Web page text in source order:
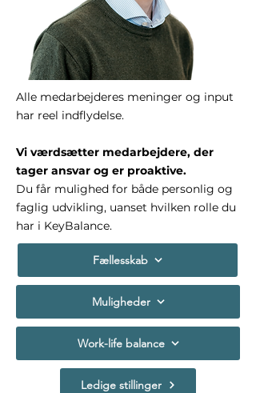
Alle medarbejderes meninger og input
har reel indflydelse.
Vi værdsætter medarbejdere, der
tager ansvar og er proaktive.
Du får mulighed for både personlig og
faglig udvikling, uanset hvilken rolle du
har i KeyBalance.
Fællesskab
Muligheder
Work-life balance
Ledige stillinger